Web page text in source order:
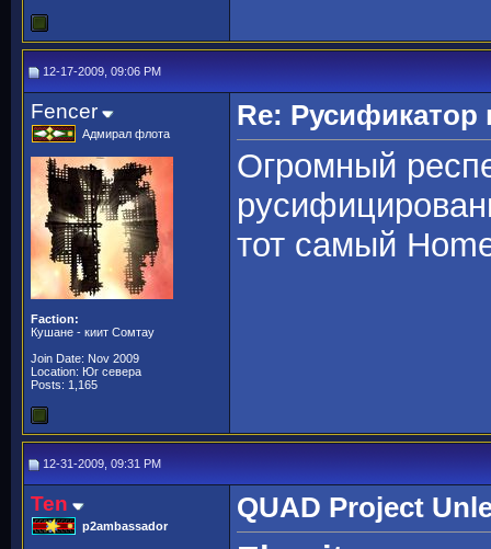
12-17-2009, 09:06 PM
Fencer
Адмирал флота
Faction:
Кушане - киит Сомтау
Join Date: Nov 2009
Location: Юг севера
Posts: 1,165
Re: Русификатор
Огромный
тот самый
12-31-2009, 09:31 PM
Ten
p2ambassador
QUAD Project